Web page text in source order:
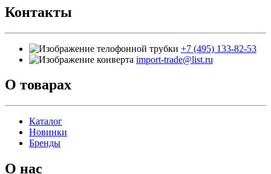
Контакты
+7 (495) 133-82-53
import-trade@list.ru
О товарах
Каталог
Новинки
Бренды
О нас